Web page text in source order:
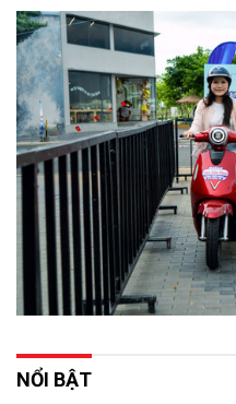
NỔI BẬT